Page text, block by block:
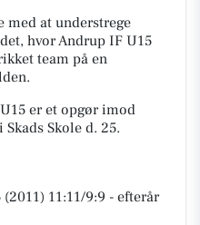
med at understrege
hvor Andrup IF U15
team på en
er et opgør imod
Skads Skole d. 25.
11:11/9:9 - efterår